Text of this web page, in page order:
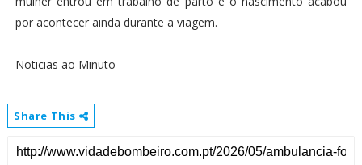
por acontecer ainda durante a viagem.
Noticias ao Minuto
Share This